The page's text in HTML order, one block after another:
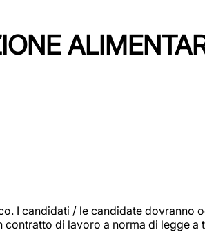
I candidati / le candidate
di lavoro a norma di legge